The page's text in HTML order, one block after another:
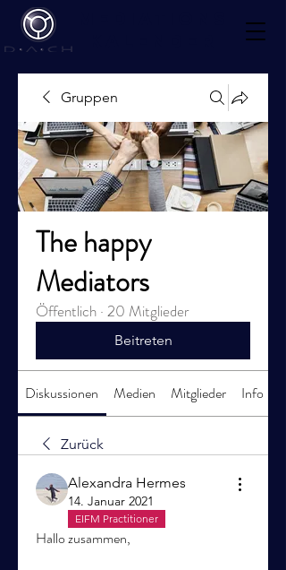
Gruppen
The happy
Mediators
Öffentlich · 20 Mitglieder
Beitreten
Diskussionen Medien Mitglieder Info
Zurück
Alexandra Hermes
14. Januar 2021
EIFM Practitioner
Hallo zusammen,